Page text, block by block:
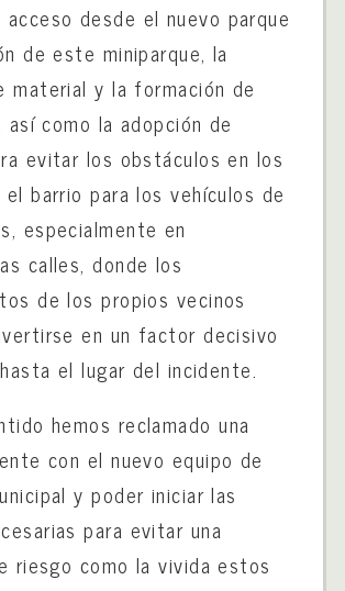
desde el nuevo parque
de este miniparque, la
material y la formación de
como la adopción de
evitar los obstáculos en los
barrio para los vehículos de
especialmente en
calles, donde los
de los propios vecinos
en un factor decisivo
el lugar del incidente.
hemos reclamado una
con el nuevo equipo de
y poder iniciar las
para evitar una
riesgo como la vivida estos